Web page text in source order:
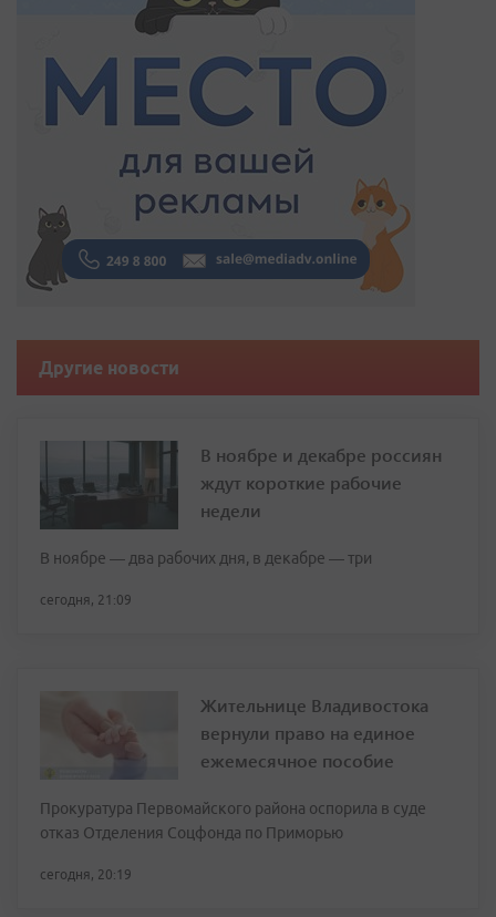
Другие новости
В ноябре и декабре россиян
ждут короткие рабочие
недели
В ноябре — два рабочих дня, в декабре — три
сегодня, 21:09
Жительнице Владивостока
вернули право на единое
ежемесячное пособие
Прокуратура Первомайского района оспорила в суде
отказ Отделения Соцфонда по Приморью
сегодня, 20:19